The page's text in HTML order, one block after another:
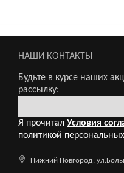
НАШИ КОНТАКТЫ
Будьте в курсе наших
рассылку:
Я прочиталУсловия
политикой
Нижний Новгород,